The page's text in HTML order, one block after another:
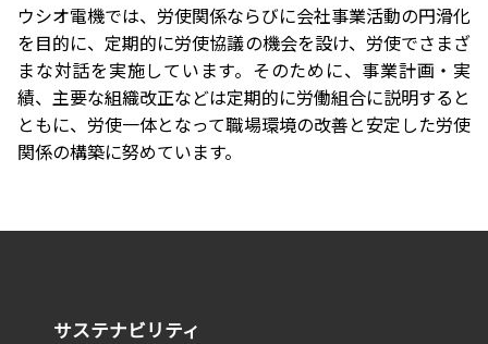
ウシオ電機では、労使関係ならびに会社事業活動の円滑化
を目的に、定期的に労使協議の機会を設け、労使でさまざ
まな対話を実施しています。そのために、事業計画・実
績、主要な組織改正などは定期的に労働組合に説明すると
ともに、労使一体となって職場環境の改善と安定した労使
関係の構築に努めています。
サステナビリティ